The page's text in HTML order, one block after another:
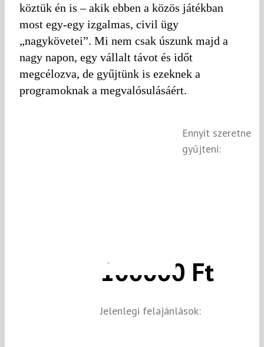
köztük én is – akik ebben a közös játékban
most egy-egy izgalmas, civil ügy
„nagykövetei”. Mi nem csak úszunk majd a
nagy napon, egy vállalt távot és időt
megcélozva, de gyűjtünk is ezeknek a
programoknak a megvalósulásáért.
Ennyit szeretne
gyűjteni:
100000 Ft
Jelenlegi felajánlások: